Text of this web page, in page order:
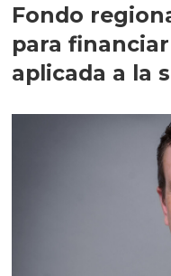
Fondo
para
aplicada a la